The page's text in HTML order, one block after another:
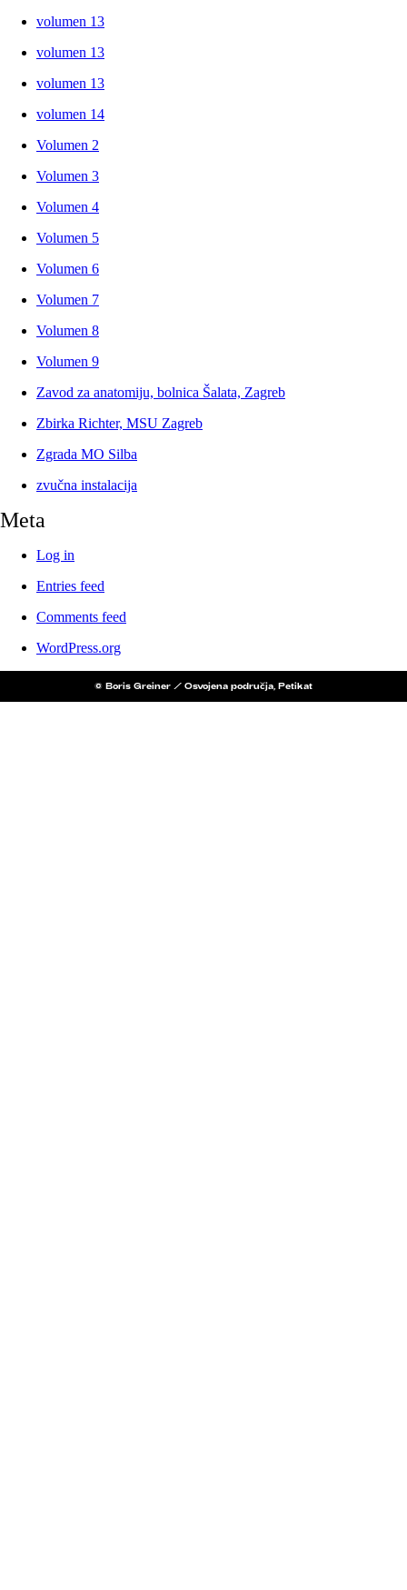
volumen 13
volumen 13
volumen 13
volumen 14
Volumen 2
Volumen 3
Volumen 4
Volumen 5
Volumen 6
Volumen 7
Volumen 8
Volumen 9
Zavod za anatomiju, bolnica Šalata, Zagreb
Zbirka Richter, MSU Zagreb
Zgrada MO Silba
zvučna instalacija
Meta
Log in
Entries feed
Comments feed
WordPress.org
© Boris Greiner / Osvojena područja, Petikat